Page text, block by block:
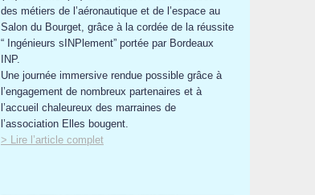
des métiers de l’aéronautique et de l’espace au
Salon du Bourget, grâce à la cordée de la réussite
“ Ingénieurs sINPlement” portée par Bordeaux
INP.
Une journée immersive rendue possible grâce à
l’engagement de nombreux partenaires et à
l’accueil chaleureux des marraines de
l’association Elles bougent.
> Lire l’article complet